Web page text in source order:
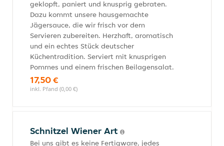
geklopft, paniert und knusprig gebraten.
Dazu kommt unsere hausgemachte
Jägersauce, die wir frisch vor dem
Servieren zubereiten. Herzhaft, aromatisch
und ein echtes Stück deutscher
Küchentradition. Serviert mit knusprigen
Pommes und einem frischen Beilagensalat.
17,50 €
inkl. Pfand (0,00 €)
Schnitzel Wiener Art
Bei uns gibt es keine Fertigware, jedes